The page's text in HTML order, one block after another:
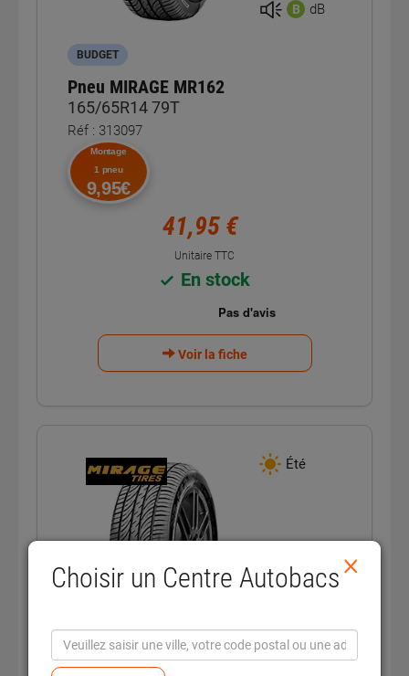
×
Choisir un Centre Autobacs
B dB
BUDGET
Pneu MIRAGE MR162
165/65R14 79T
Réf : 313097
Montage
1 pneu
9,95€
41,95 €
Unitaire TTC
En stock
Voir la fiche
Été
BUDGET